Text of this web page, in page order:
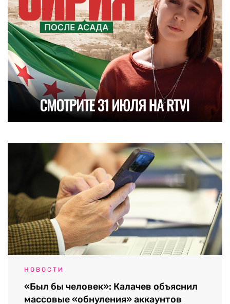
НОВОСТИ
«Был бы человек»: Калачев объяснил
массовые «обнуления» аккаунтов